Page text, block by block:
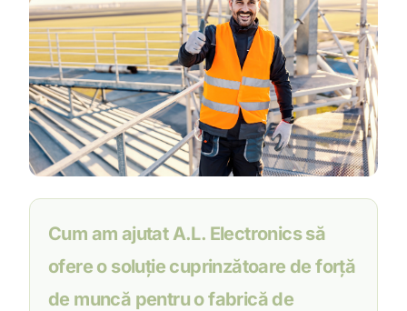
Cum am ajutat A.L. Electronics să
ofere o soluție cuprinzătoare de forță
de muncă pentru o fabrică de